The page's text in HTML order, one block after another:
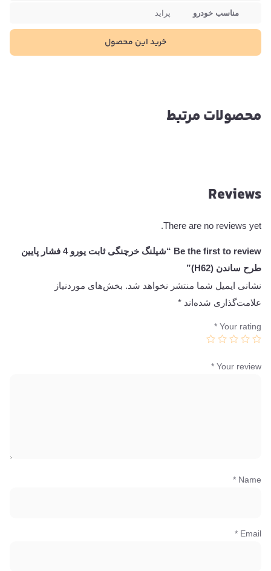
مناسب خودرو پراید
خرید این محصول
محصولات مرتبط
Reviews
There are no reviews yet.
Be the first to review “شیلنگ خرچنگی ثابت یورو 4 فشار پایین
طرح ساندن (H62)”
نشانی ایمیل شما منتشر نخواهد شد. بخش‌های موردنیاز
علامت‌گذاری شده‌اند *
Your rating
*
Your review
*
Name
*
Email
*